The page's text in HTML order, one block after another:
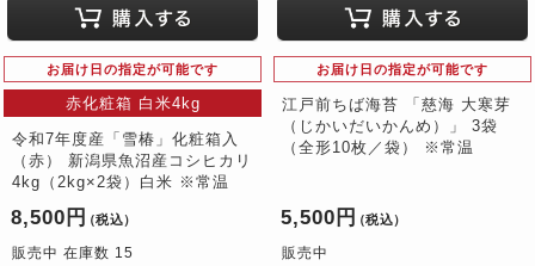
お届け日の指定が可能です
赤化粧箱 白米4kg
令和7年度産「雪椿」化粧箱入
（赤） 新潟県魚沼産コシヒカリ
4kg（2kg×2袋）白米 ※常温
8,500円 （税込）
販売中 在庫数 15
お届け日の指定が可能です
江戸前ちば海苔 「慈海 大寒芽
（じかいだいかんめ）」 3袋
（全形10枚／袋） ※常温
5,500円 （税込）
販売中